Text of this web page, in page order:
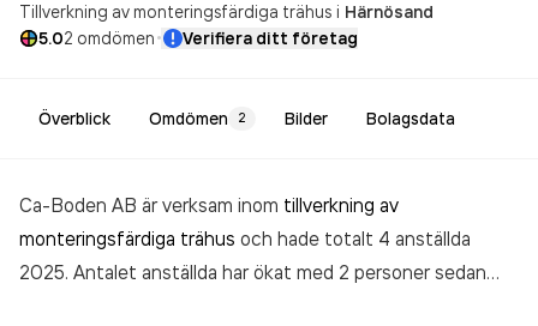
Tillverkning av monteringsfärdiga trähus i Härnösand
5.02 omdömen· Verifiera ditt företag
Överblick Omdömen 2 Bilder Bolagsdata
Ca-Boden AB är verksam inom tillverkning av
monteringsfärdiga trähus och hade totalt 4 anställda
2025. Antalet anställda har ökat med 2 personer sedan